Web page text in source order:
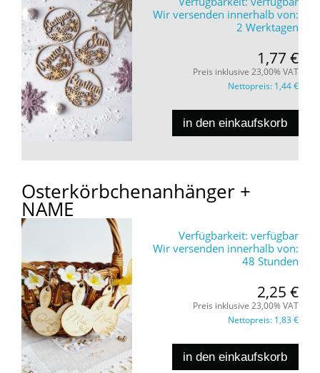
Wir versenden innerhalb von:
2 Werktagen
1,77 €
Preis inklusive 23,00% VAT
Nettopreis: 1,44 €
in den einkaufskorb
Osterkörbchenanhänger +
NAME
Verfügbarkeit: verfügbar
Wir versenden innerhalb von:
48 Stunden
2,25 €
Preis inklusive 23,00% VAT
Nettopreis: 1,83 €
in den einkaufskorb